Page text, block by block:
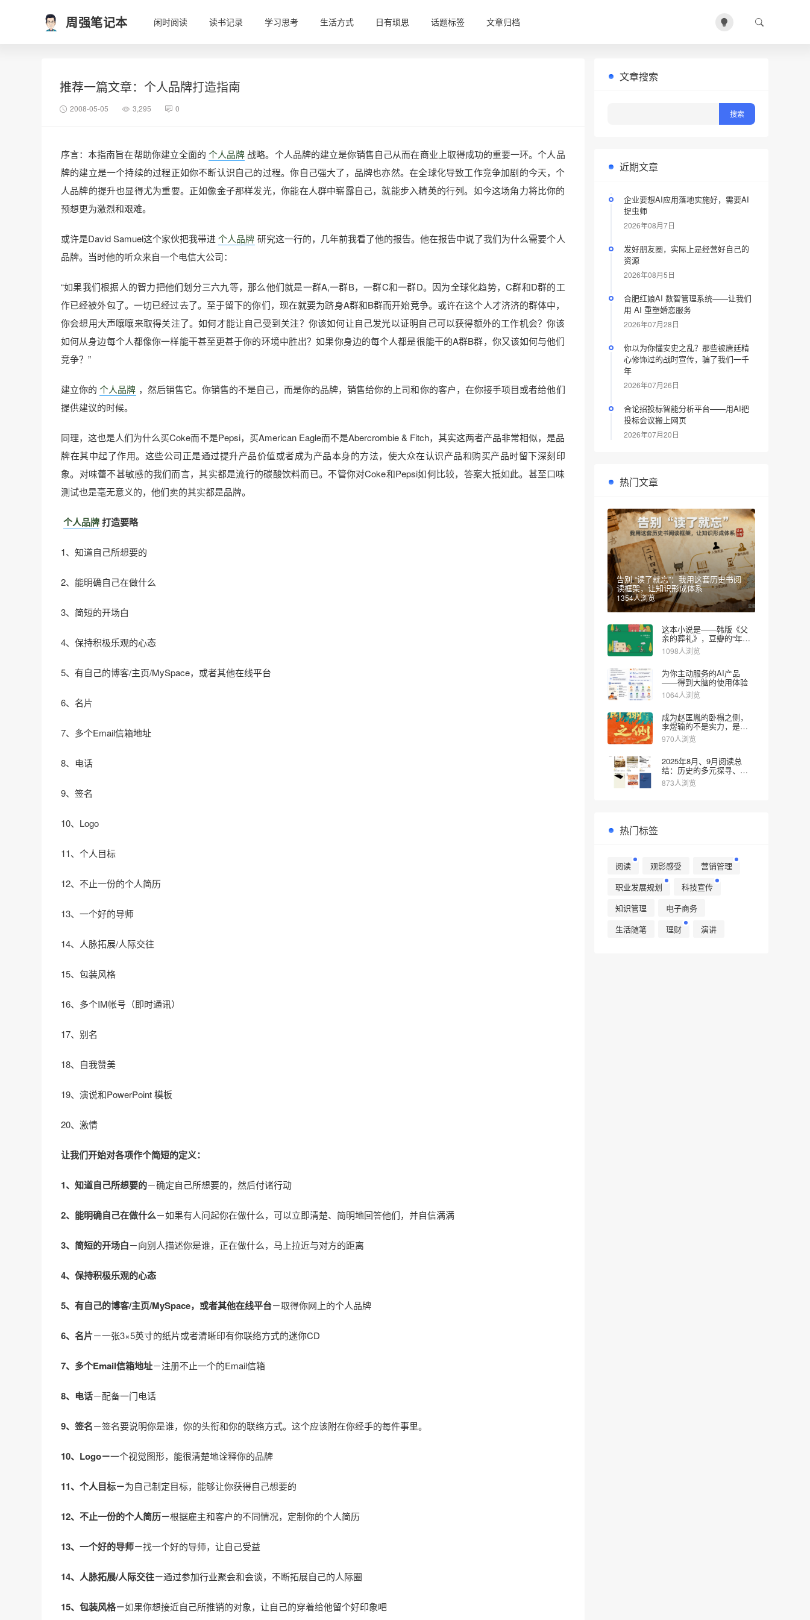
周强笔记本 闲时阅读 读书记录 学习思考 生活方式 日有琐思 话题标签 文章归档
推荐一篇文章：个人品牌打造指南
2008-05-05 3,295 0
序言：本指南旨在帮助你建立全面的 个人品牌 战略。个人品牌的建立是你销售自己从而在商业上取得成功的重要一环。个人品
牌的建立是一个持续的过程正如你不断认识自己的过程。你自己强大了，品牌也亦然。在全球化导致工作竞争加剧的今天，个
人品牌的提升也显得尤为重要。正如像金子那样发光，你能在人群中崭露自己，就能步入精英的行列。如今这场角力将比你的
预想更为激烈和艰难。
或许是David Samuel这个家伙把我带进 个人品牌 研究这一行的，几年前我看了他的报告。他在报告中说了我们为什么需要个人
品牌。当时他的听众来自一个电信大公司：
“如果我们根据人的智力把他们划分三六九等，那么他们就是一群A,一群B，一群C和一群D。因为全球化趋势，C群和D群的工
作已经被外包了。一切已经过去了。至于留下的你们，现在就要为跻身A群和B群而开始竞争。或许在这个人才济济的群体中，
你会想用大声嚷嚷来取得关注了。如何才能让自己受到关注？你该如何让自己发光以证明自己可以获得额外的工作机会？你该
如何从身边每个人都像你一样能干甚至更甚于你的环境中胜出？如果你身边的每个人都是很能干的A群B群，你又该如何与他们
竞争？”
建立你的 个人品牌 ，然后销售它。你销售的不是自己，而是你的品牌，销售给你的上司和你的客户，在你接手项目或者给他们
提供建议的时候。
同理，这也是人们为什么买Coke而不是Pepsi，买American Eagle而不是Abercrombie & Fitch，其实这两者产品非常相似，是品
牌在其中起了作用。这些公司正是通过提升产品价值或者成为产品本身的方法，使大众在认识产品和购买产品时留下深刻印
象。对味蕾不甚敏感的我们而言，其实都是流行的碳酸饮料而已。不管你对Coke和Pepsi如何比较，答案大抵如此。甚至口味
测试也是毫无意义的，他们卖的其实都是品牌。
个人品牌打造要略
1、知道自己所想要的
2、能明确自己在做什么
3、简短的开场白
4、保持积极乐观的心态
5、有自己的博客/主页/MySpace，或者其他在线平台
6、名片
7、多个Email信箱地址
8、电话
9、签名
10、Logo
11、个人目标
12、不止一份的个人简历
13、一个好的导师
14、人脉拓展/人际交往
15、包装风格
16、多个IM帐号（即时通讯）
17、别名
18、自我赞美
19、演说和PowerPoint 模板
20、激情
让我们开始对各项作个简短的定义：
1、知道自己所想要的－确定自己所想要的，然后付诸行动
2、能明确自己在做什么－如果有人问起你在做什么，可以立即清楚、简明地回答他们，并自信满满
3、简短的开场白－向别人描述你是谁，正在做什么，马上拉近与对方的距离
4、保持积极乐观的心态
5、有自己的博客/主页/MySpace，或者其他在线平台－取得你网上的个人品牌
6、名片－一张3×5英寸的纸片或者清晰印有你联络方式的迷你CD
7、多个Email信箱地址－注册不止一个的Email信箱
8、电话－配备一门电话
9、签名－签名要说明你是谁，你的头衔和你的联络方式。这个应该附在你经手的每件事里。
10、Logo－一个视觉图形，能很清楚地诠释你的品牌
11、个人目标－为自己制定目标，能够让你获得自己想要的
12、不止一份的个人简历－根据雇主和客户的不同情况，定制你的个人简历
13、一个好的导师－找一个好的导师，让自己受益
14、人脉拓展/人际交往－通过参加行业聚会和会谈，不断拓展自己的人际圈
15、包装风格－如果你想接近自己所推销的对象，让自己的穿着给他留个好印象吧
文章搜索
近期文章
企业要想AI应用落地实施好，需要AI
捉虫师
2026年08月7日
发好朋友圈，实际上是经营好自己的
资源
2026年08月5日
合肥红娘AI 数智管理系统——让我们
用 AI 重塑婚恋服务
2026年07月28日
你以为你懂安史之乱？那些被唐廷精
心修饰过的战时宣传，骗了我们一千
年
2026年07月26日
合论招投标智能分析平台——用AI把
投标会议搬上网页
2026年07月20日
热门文章
告别 “读了就忘”：我用这套历史书阅
读框架，让知识形成体系
1354人浏览
这本小说是——韩版《父
亲的葬礼》，豆瓣的“年度
图书”
1098人浏览
为你主动服务的AI产品
——得到大脑的使用体验
1064人浏览
成为赵匡胤的卧榻之侧，
李煜输的不是实力，是对
时代的认知
970人浏览
2025年8月、9月阅读总
结：历史的多元探寻、文
学的疗愈思辨和财经的实
用导向
873人浏览
热门标签
阅读 观影感受
营销管理
职业发展规划
科技宣传
知识管理
电子商务
生活随笔
理财 演讲